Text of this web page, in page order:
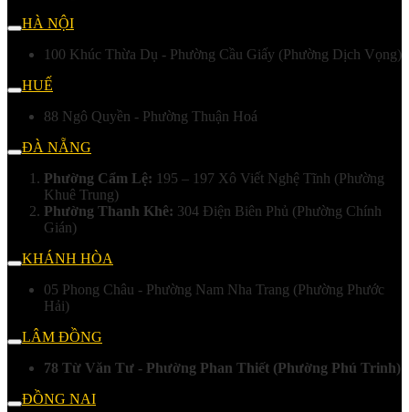
HÀ NỘI
100 Khúc Thừa Dụ - Phường Cầu Giấy (Phường Dịch Vọng)
HUẾ
88 Ngô Quyền - Phường Thuận Hoá
ĐÀ NẴNG
Phường Cẩm Lệ: 195 – 197 Xô Viết Nghệ Tĩnh (Phường
Khuê Trung)
Phường Thanh Khê: 304 Điện Biên Phủ (Phường Chính
Gián)
KHÁNH HÒA
05 Phong Châu - Phường Nam Nha Trang (Phường Phước
Hải)
LÂM ĐỒNG
78 Từ Văn Tư - Phường Phan Thiết (Phường Phú Trinh)
ĐỒNG NAI